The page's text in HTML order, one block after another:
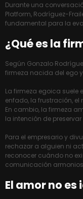
Durante una
Platform, Rodríguez-
fundamental para la
¿Qué es la
Según Gonzalo
firmeza nacida del ego
La firmeza egoica
enfado, la frustración, el
En cambio, la firmeza
la intención de preservar
Para el empresario y
rechazar a alguien ni
reconocer cuándo no
comunicación
El amor no es